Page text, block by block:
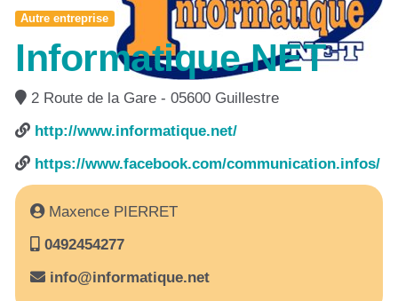
Autre entreprise
Informatique.NET
2 Route de la Gare - 05600 Guillestre
http://www.informatique.net/
https://www.facebook.com/communication.infos/
Maxence PIERRET
0492454277
info@informatique.net